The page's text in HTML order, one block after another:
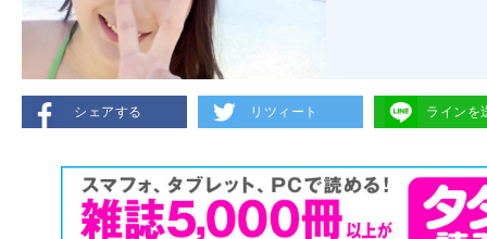
シェアする リツィート ラインを